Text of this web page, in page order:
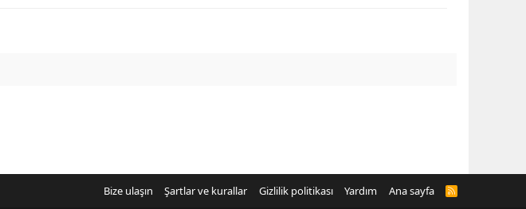
Bize ulaşın Şartlar ve kurallar Gizlilik politikası Yardım Ana sayfa
R